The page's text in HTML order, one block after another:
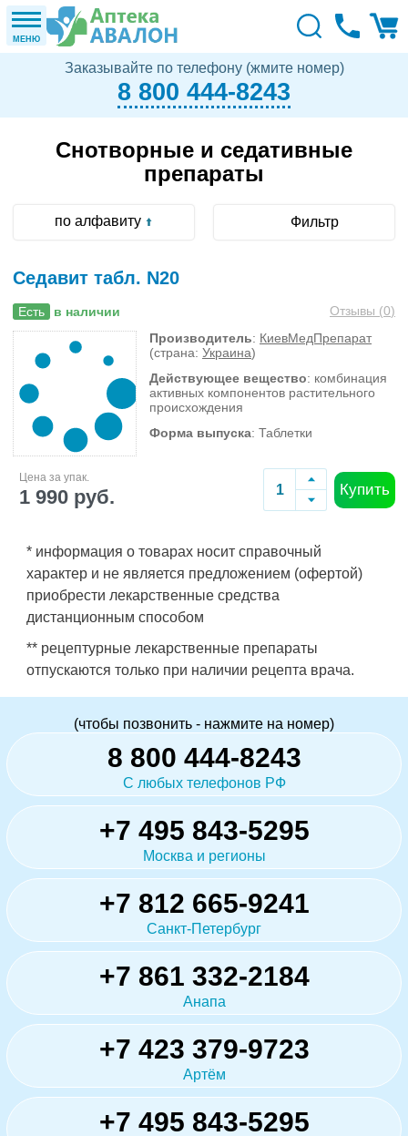
МЕНЮ
Заказывайте по телефону (жмите номер)
8 800 444-8243
Снотворные и седативные
препараты
по алфавиту Фильтр
Седавит табл. N20
Есть в наличии Отзывы (0)
Производитель: КиевМедПрепарат
(страна: Украина)
Действующее вещество: комбинация
активных компонентов растительного
происхождения
Форма выпуска: Таблетки
Цена за упак.
1 990 руб. Купить
* информация о товарах носит справочный
характер и не является предложением (офертой)
приобрести лекарственные средства
дистанционным способом
** рецептурные лекарственные препараты
отпускаются только при наличии рецепта врача.
(чтобы позвонить - нажмите на номер)
8 800 444-8243
С любых телефонов РФ
+7 495 843-5295
Москва и регионы
+7 812 665-9241
Санкт-Петербург
+7 861 332-2184
Анапа
+7 423 379-9723
Артём
+7 495 843-5295